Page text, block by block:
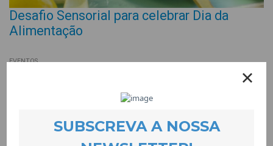
Desafio Sensorial para celebrar Dia da
Alimentação
EVENTOS
As crianças da Escola Largo da Feira participaram num
Saudável, explorando cheiros, texturas e sabores de várias